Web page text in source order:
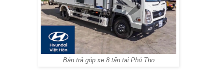
Bán trả góp xe 8 tấn tại Phú Thọ